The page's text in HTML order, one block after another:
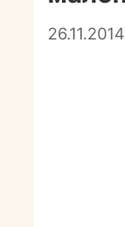
26.11.2014